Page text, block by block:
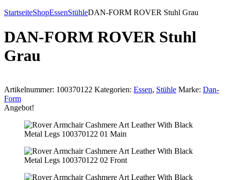
StartseiteShopEssenStühleDAN-FORM ROVER Stuhl Grau
DAN-FORM ROVER Stuhl
Grau
Artikelnummer: 100370122 Kategorien: Essen, Stühle Marke: Dan-
Form
Angebot!